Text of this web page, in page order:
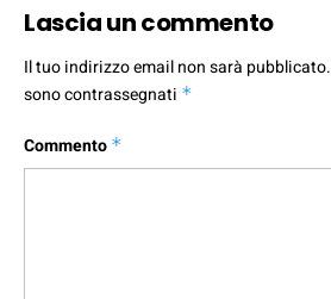
Lascia un commento
Il tuo indirizzo email non sarà pubblicato.
sono contrassegnati *
Commento *